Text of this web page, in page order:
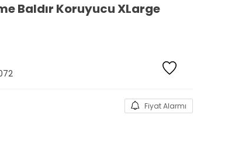
Baldır Koruyucu XLarge
Fiyat Alarmı